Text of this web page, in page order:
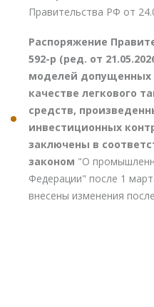
Правительства РФ от
Распоряжение
592-р (ред. от
моделей допущенных
качестве легкового
средств,
инвестиционных
заключены в
законом "О
Федерации" после 1
внесены изменения